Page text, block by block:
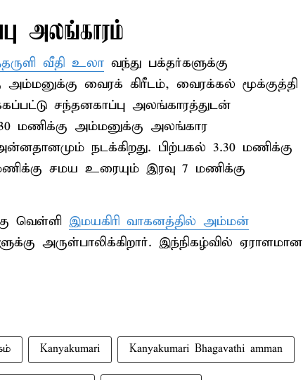
அலங்காரம்
வீதி உலா வந்து பக்தர்களுக்கு
வைரக் கிரீடம், வைரக்கல் மூக்குத்தி
சந்தனகாப்பு அலங்காரத்துடன்
மணிக்கு அம்மனுக்கு அலங்கார
நடக்கிறது. பிற்பகல் 3.30 மணிக்கு
சமய உரையும் இரவு 7 மணிக்கு
வெள்ளி இமயகிரி வாகனத்தில் அம்மன்
அருள்பாலிக்கிறார். இந்நிகழ்வில் ஏராளமான
Kanyakumari Kanyakumari Bhagavathi amman